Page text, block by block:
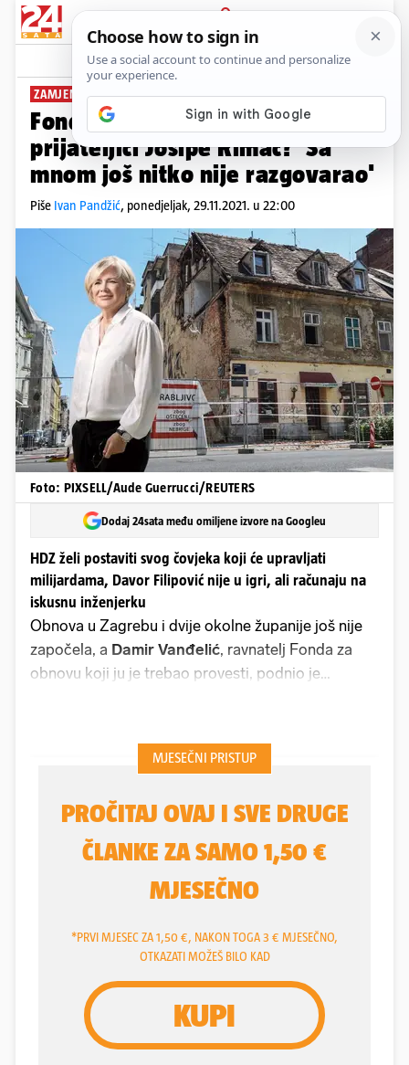
PRIJAVA
News Komentari
ZAMJENA ZA VANĐELIĆA PLUS+
Fond za obnovu odlazi u ruke
prijateljici Josipe Rimac? 'Sa
mnom još nitko nije razgovarao'
Piše Ivan Pandžić, ponedjeljak, 29.11.2021. u 22:00
Foto: PIXSELL/Aude Guerrucci/REUTERS
Dodaj 24sata među omiljene izvore na Googleu
HDZ želi postaviti svog čovjeka koji će upravljati
milijardama, Davor Filipović nije u igri, ali računaju na
iskusnu inženjerku
Obnova u Zagrebu i dvije okolne županije još nije
započela, a Damir Vanđelić, ravnatelj Fonda za
obnovu koji ju je trebao provesti, podnio je